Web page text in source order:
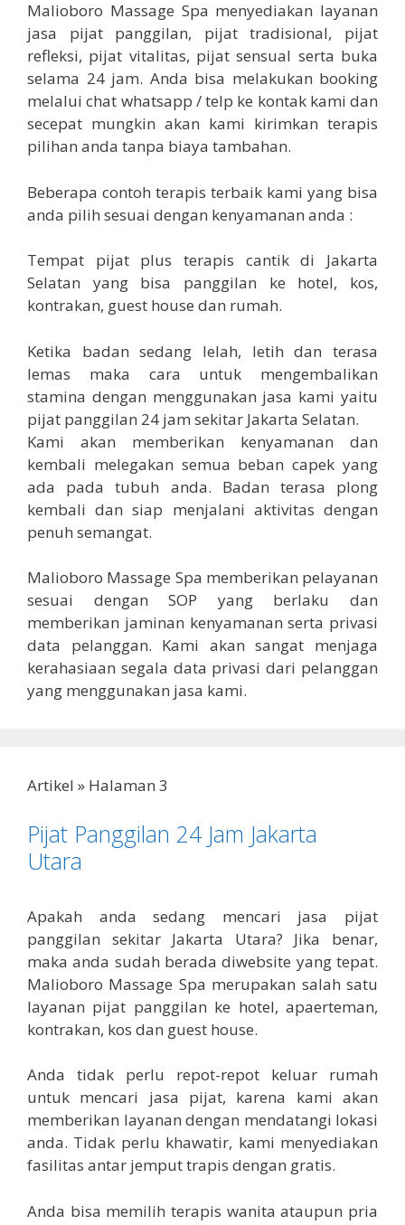
Malioboro Massage Spa menyediakan layanan
jasa pijat panggilan, pijat tradisional, pijat
refleksi, pijat vitalitas, pijat sensual serta buka
selama 24 jam. Anda bisa melakukan booking
melalui chat whatsapp / telp ke kontak kami dan
secepat mungkin akan kami kirimkan terapis
pilihan anda tanpa biaya tambahan.
Beberapa contoh terapis terbaik kami yang bisa
anda pilih sesuai dengan kenyamanan anda :
Tempat pijat plus terapis cantik di Jakarta
Selatan yang bisa panggilan ke hotel, kos,
kontrakan, guest house dan rumah.
Ketika badan sedang lelah, letih dan terasa
lemas maka cara untuk mengembalikan
stamina dengan menggunakan jasa kami yaitu
pijat panggilan 24 jam sekitar Jakarta Selatan.
Kami akan memberikan kenyamanan dan
kembali melegakan semua beban capek yang
ada pada tubuh anda. Badan terasa plong
kembali dan siap menjalani aktivitas dengan
penuh semangat.
Malioboro Massage Spa memberikan pelayanan
sesuai dengan SOP yang berlaku dan
memberikan jaminan kenyamanan serta privasi
data pelanggan. Kami akan sangat menjaga
kerahasiaan segala data privasi dari pelanggan
yang menggunakan jasa kami.
Artikel » Halaman 3
Pijat Panggilan 24 Jam Jakarta
Utara
Apakah anda sedang mencari jasa pijat
panggilan sekitar Jakarta Utara? Jika benar,
maka anda sudah berada diwebsite yang tepat.
Malioboro Massage Spa merupakan salah satu
layanan pijat panggilan ke hotel, apaerteman,
kontrakan, kos dan guest house.
Anda tidak perlu repot-repot keluar rumah
untuk mencari jasa pijat, karena kami akan
memberikan layanan dengan mendatangi lokasi
anda. Tidak perlu khawatir, kami menyediakan
fasilitas antar jemput trapis dengan gratis.
Anda bisa memilih terapis wanita ataupun pria